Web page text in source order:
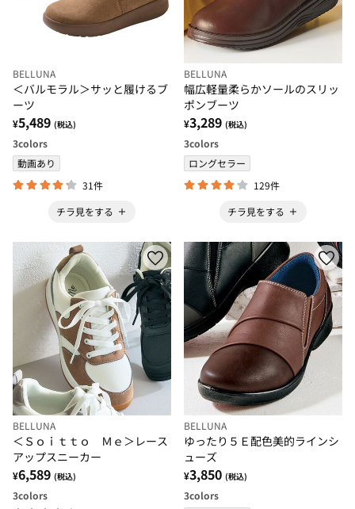
BELLUNA
＜バルモラル＞サッと履けるブ
ーツ
¥5,489 (税込)
3colors
動画あり
31件
チラ見をする
BELLUNA
幅広軽量柔らかソールのスリッ
ポンブーツ
¥3,289 (税込)
3colors
ロングセラー
129件
チラ見をする
BELLUNA
＜Ｓｏｉｔｔｏ Ｍｅ＞レース
アップスニーカー
¥6,589 (税込)
3colors
BELLUNA
ゆったり５Ｅ配色美的ラインシ
ューズ
¥3,850 (税込)
3colors